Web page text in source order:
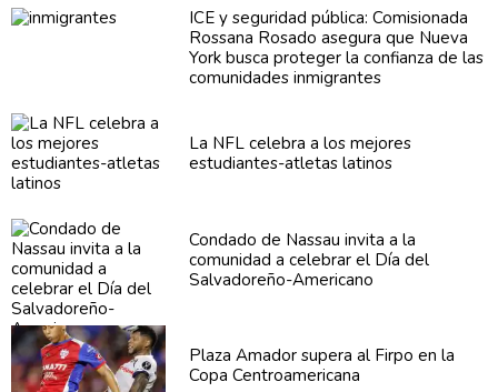
ICE y seguridad pública:Comisionada
Rossana Rosado asegura que Nueva
York busca proteger la confianza de las
comunidades inmigrantes
La NFL celebra a los mejores
estudiantes-atletas latinos
Condado de Nassau invita a la
comunidad a celebrar el Día del
Salvadoreño-Americano
Plaza Amador supera al Firpo en la
CopaCentroamericana